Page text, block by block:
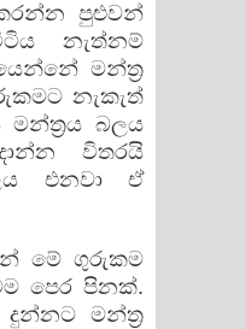
පුළුවන්
නැත්නම්
මන්ත්‍ර
නැකැත්
මන්ත්‍රය බලය
විතරයි
එනවා ඒ
මේ ගුරුකම
පෙර පිනක්.
මන්ත්‍ර